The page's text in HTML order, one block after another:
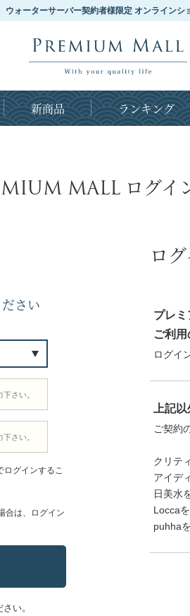
ウォーターサーバー契約者様限定 オンラインシ
新商品 ランキング
MALLログイ
さい
グインするこ
合は、ログイン
い。
ロ
プレ
ご利
ログイ
上記
ご契約
クリテ
アイデ
日美水
Locca
puhha